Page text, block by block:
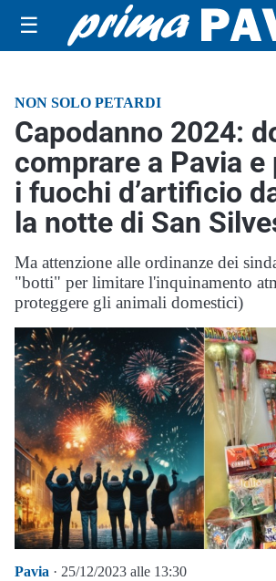
☰
NON SOLO PETARDI
Capodanno 2024:
comprare a Pavia
i fuochi d’artificio
la notte di San
Ma attenzione alle ordinanze dei
"botti" per limitare l'inquinamento
proteggere gli animali domestici)
Pavia · 25/12/2023 alle 13:30